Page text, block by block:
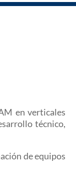
en verticales
técnico,
de equipos